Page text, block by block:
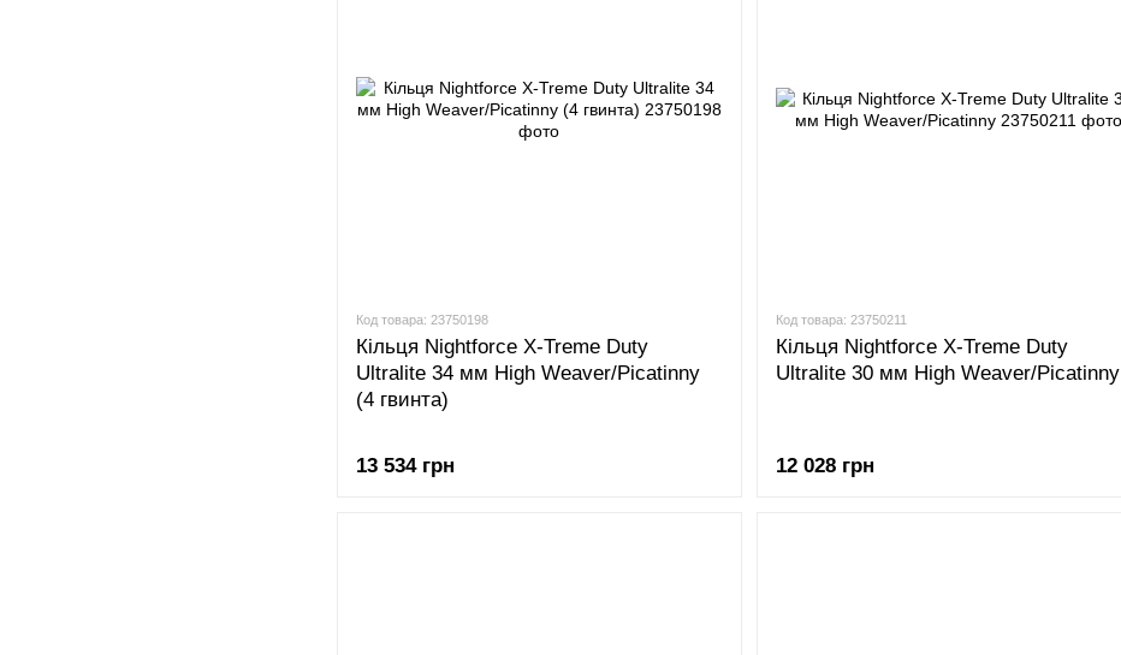
Код товара: 23750198
Кільця Nightforce X-Treme Duty
Ultralite 34 мм High Weaver/Picatinny
(4 гвинта)
13 534 грн
Код товара: 23750211
Кільця Nightforce X-Treme Duty
Ultralite 30 мм High Weaver/Picatinny
12 028 грн